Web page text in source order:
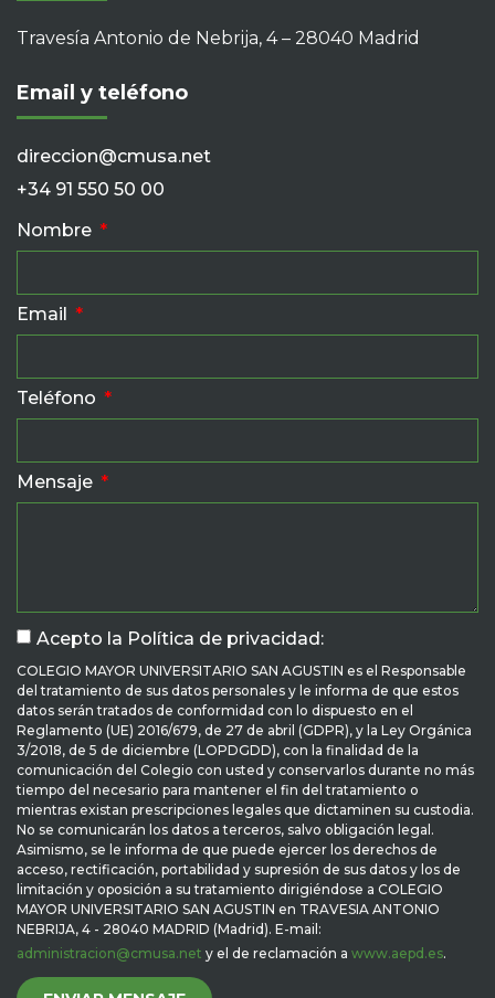
Travesía Antonio de Nebrija, 4 – 28040 Madrid
Email y teléfono
direccion@cmusa.net
+34 91 550 50 00
Nombre
Email
Teléfono
Mensaje
Acepto la Política de privacidad:
COLEGIO MAYOR UNIVERSITARIO SAN AGUSTIN es el Responsable
del tratamiento de sus datos personales y le informa de que estos
datos serán tratados de conformidad con lo dispuesto en el
Reglamento (UE) 2016/679, de 27 de abril (GDPR), y la Ley Orgánica
3/2018, de 5 de diciembre (LOPDGDD), con la finalidad de la
comunicación del Colegio con usted y conservarlos durante no más
tiempo del necesario para mantener el fin del tratamiento o
mientras existan prescripciones legales que dictaminen su custodia.
No se comunicarán los datos a terceros, salvo obligación legal.
Asimismo, se le informa de que puede ejercer los derechos de
acceso, rectificación, portabilidad y supresión de sus datos y los de
limitación y oposición a su tratamiento dirigiéndose a COLEGIO
MAYOR UNIVERSITARIO SAN AGUSTIN en TRAVESIA ANTONIO
NEBRIJA, 4 - 28040 MADRID (Madrid). E-mail:
administracion@cmusa.net y el de reclamación a www.aepd.es.